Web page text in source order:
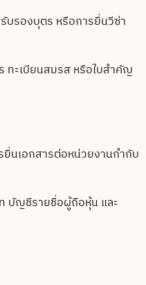
บรองบุตร หรือการยื่นวีซ่า
ทะเบียนสมรส หรือใบสำคัญ
นเอกสารต่อหน่วยงานกำกับ
บัญชีรายชื่อผู้ถือหุ้น และ